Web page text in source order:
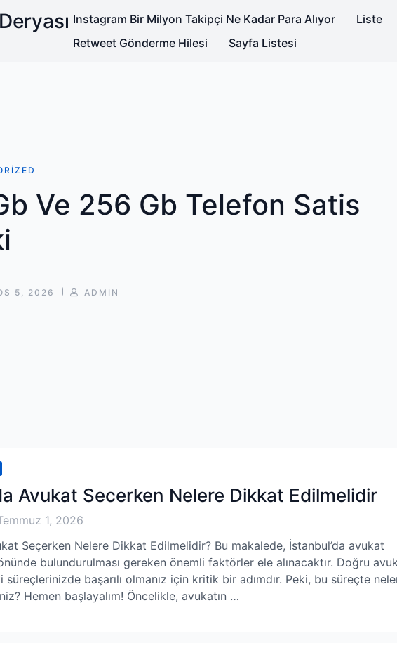
Instagram Bir Milyon Takipçi Ne Kadar Para Alıyor Liste
Retweet Gönderme Hilesi
Sayfa Listesi
Ve 256 Gb Telefon Satis
5, 2026
POST
AUTHOR
ADMIN
Avukat Secerken Nelere Dikkat Edilmelidir
1, 2026
Seçerken Nelere Dikkat Edilmelidir? Bu makalede, İstanbul’da avukat
bulundurulması gereken önemli faktörler ele alınacaktır. Doğru
süreçlerinizde başarılı olmanız için kritik bir adımdır. Peki, bu süreçte
Hemen başlayalım! Öncelikle, avukatın …